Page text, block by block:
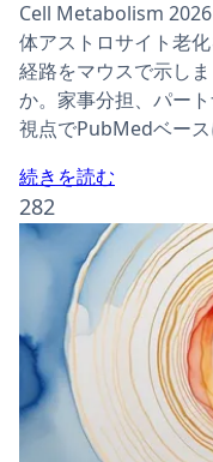
Cell Metabolism
体アストロサイト老
経路をマウスで示し
か。家事分担、パー
視点でPubMedベース
続きを読む
282